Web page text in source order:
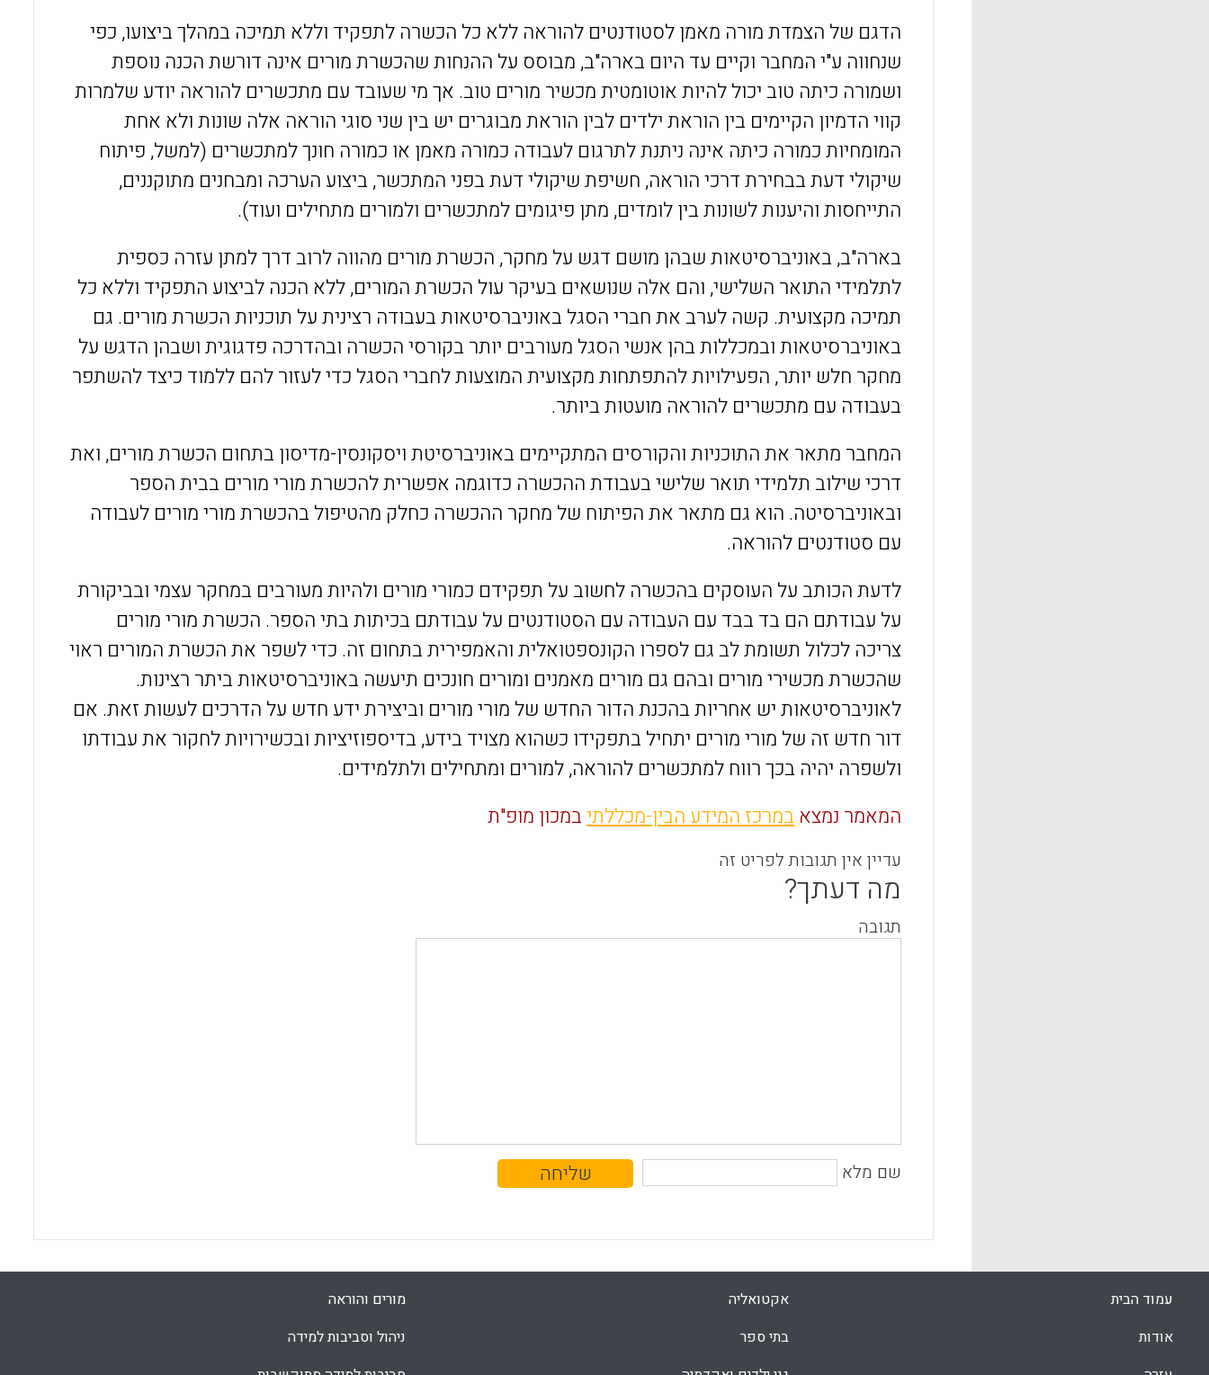
הדגם של הצמדת מורה מאמן לסטודנטים להוראה ללא כל הכשרה לתפקיד וללא תמיכה במהלך ביצועו, כפי
שנחווה ע"י המחבר וקיים עד היום בארה"ב, מבוסס על ההנחות שהכשרת מורים אינה דורשת הכנה נוספת
ושמורה כיתה טוב יכול להיות אוטומטית מכשיר מורים טוב. אך מי שעובד עם מתכשרים להוראה יודע שלמרות
קווי הדמיון הקיימים בין הוראת ילדים לבין הוראת מבוגרים יש בין שני סוגי הוראה אלה שונות ולא אחת
המומחיות כמורה כיתה אינה ניתנת לתרגום לעבודה כמורה מאמן או כמורה חונך למתכשרים (למשל, פיתוח
שיקולי דעת בבחירת דרכי הוראה, חשיפת שיקולי דעת בפני המתכשר, ביצוע הערכה ומבחנים מתוקננים,
התייחסות והיענות לשונות בין לומדים, מתן פיגומים למתכשרים ולמורים מתחילים ועוד).
בארה"ב, באוניברסיטאות שבהן מושם דגש על מחקר, הכשרת מורים מהווה לרוב דרך למתן עזרה כספית
לתלמידי התואר השלישי, והם אלה שנושאים בעיקר עול הכשרת המורים, ללא הכנה לביצוע התפקיד וללא כל
תמיכה מקצועית. קשה לערב את חברי הסגל באוניברסיטאות בעבודה רצינית על תוכניות הכשרת מורים. גם
באוניברסיטאות ובמכללות בהן אנשי הסגל מעורבים יותר בקורסי הכשרה ובהדרכה פדגוגית ושבהן הדגש על
מחקר חלש יותר, הפעילויות להתפתחות מקצועית המוצעות לחברי הסגל כדי לעזור להם ללמוד כיצד להשתפר
בעבודה עם מתכשרים להוראה מועטות ביותר.
המחבר מתאר את התוכניות והקורסים המתקיימים באוניברסיטת ויסקונסין-מדיסון בתחום הכשרת מורים, ואת
דרכי שילוב תלמידי תואר שלישי בעבודת ההכשרה כדוגמה אפשרית להכשרת מורי מורים בבית הספר
ובאוניברסיטה. הוא גם מתאר את הפיתוח של מחקר ההכשרה כחלק מהטיפול בהכשרת מורי מורים לעבודה
עם סטודנטים להוראה.
לדעת הכותב על העוסקים בהכשרה לחשוב על תפקידם כמורי מורים ולהיות מעורבים במחקר עצמי ובביקורת
על עבודתם הם בד בבד עם העבודה עם הסטודנטים על עבודתם בכיתות בתי הספר. הכשרת מורי מורים
צריכה לכלול תשומת לב גם לספרו הקונספטואלית והאמפירית בתחום זה. כדי לשפר את הכשרת המורים ראוי
שהכשרת מכשירי מורים ובהם גם מורים מאמנים ומורים חונכים תיעשה באוניברסיטאות ביתר רצינות.
לאוניברסיטאות יש אחריות בהכנת הדור החדש של מורי מורים וביצירת ידע חדש על הדרכים לעשות זאת. אם
דור חדש זה של מורי מורים יתחיל בתפקידו כשהוא מצויד בידע, בדיספוזיציות ובכשירויות לחקור את עבודתו
ולשפרה יהיה בכך רווח למתכשרים להוראה, למורים ומתחילים ולתלמידים.
המאמר נמצא במרכז המידע הבין-מכללתיבמכון מופ"ת
עדיין אין תגובות לפריט זה
מה דעתך?
תגובה
שם מלא
עמוד הבית
אודות
אקטואליה
בתי ספר
מורים והוראה
ניהול וסביבות למידה